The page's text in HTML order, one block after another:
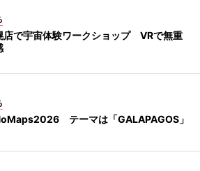
店で宇宙体験ワークショップ VRで無重
テーマは「GALAPAGOS」